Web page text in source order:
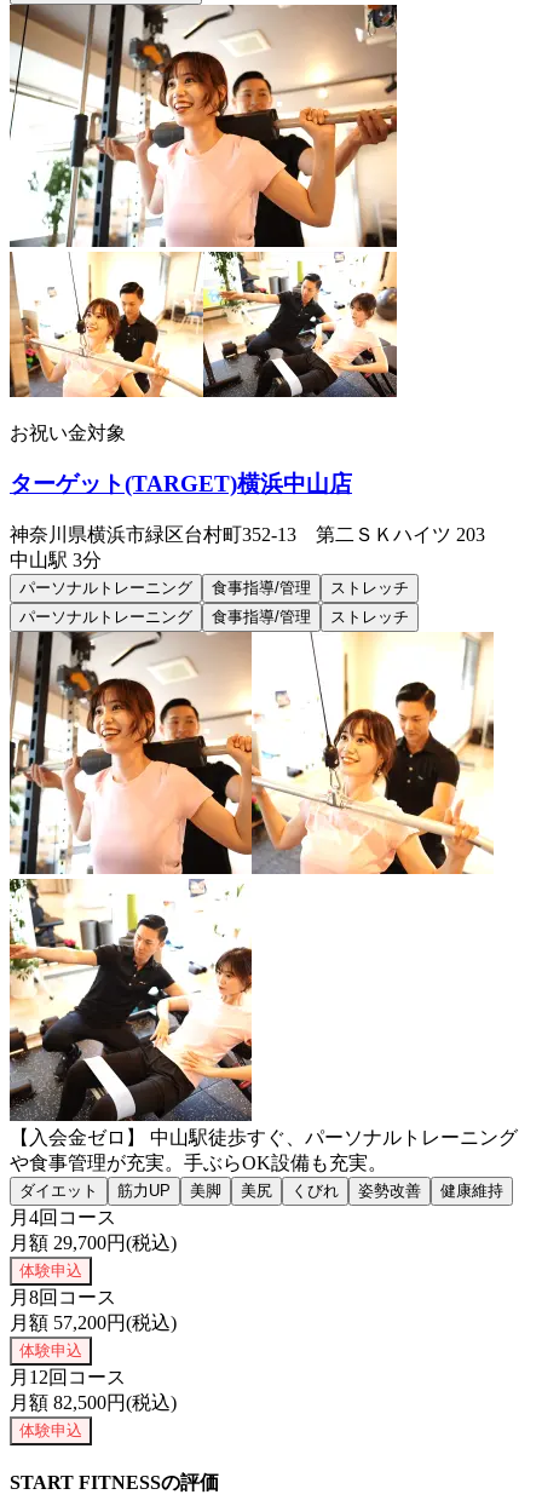
お祝い金対象
ターゲット(TARGET)横浜中山店
神奈川県横浜市緑区台村町352-13 第二ＳＫハイツ 203
中山駅 3分
パーソナルトレーニング 食事指導/管理
ストレッチ
パーソナルトレーニング
食事指導/管理 ストレッチ
【入会金ゼロ】 中山駅徒歩すぐ、パーソナルトレーニング
や食事管理が充実。手ぶらOK設備も充実。
ダイエット 筋力UP 美脚 美尻 くびれ 姿勢改善 健康維持
月4回コース
月額 29,700円(税込)
体験申込
月8回コース
月額 57,200円(税込)
体験申込
月12回コース
月額 82,500円(税込)
体験申込
START FITNESSの評価